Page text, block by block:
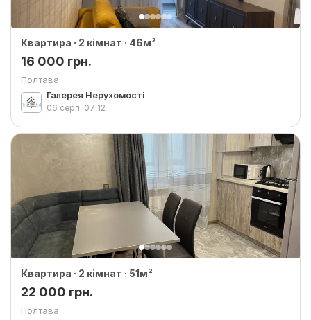
Квартира · 2 кімнат · 46м²
16 000 грн.
Полтава
Галерея Нерухомості
06 серп. 07:12
Квартира · 2 кімнат · 51м²
22 000 грн.
Полтава